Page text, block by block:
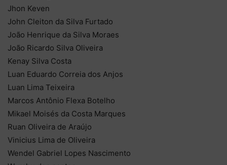
Jhon Keven
John Cleiton da Silva Furtado
João Henrique da Silva Moraes
João Ricardo Silva Oliveira
Kenay Silva Costa
Luan Eduardo Correia dos Anjos
Luan Lima Teixeira
Marcos Antônio Flexa Botelho
Mikael Moisés da Costa Marques
Ruan Oliveira de Araújo
Vinicius Lima de Oliveira
Wendel Gabriel Lopes Nascimento